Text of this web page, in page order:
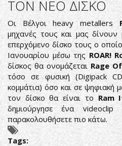
ΤΟΝ ΝΕΟ ΔΙΣΚΟ
Οι Βέλγοι heavy metallers
μηχανές τους και μας
επερχόμενο δίσκο τους ο
Ιανουαρίου μέσω της ROAR!
δίσκος θα ονομάζεταιRage
τόσο σε φυσική (Digipack
κομμάτια) όσο και σε
τον δίσκο θα είναι το Ram
δημιούργησε ένα
παρακολουθήσετε πιο κάτω.
Tags: